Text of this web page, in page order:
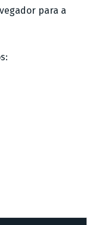
para a